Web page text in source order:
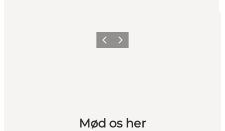
ForrigeNæste
Mød os her